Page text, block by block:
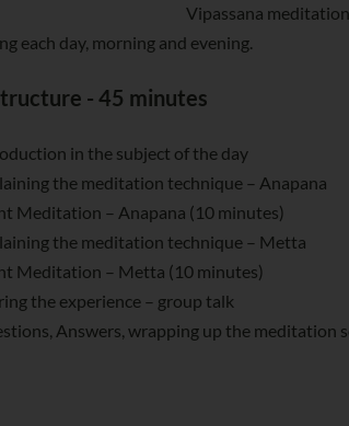
Vipassana
each day, morning and evening.
- 45 minutes
in the subject of the day
the meditation technique – Anapana
Meditation – Anapana (10 minutes)
the meditation technique – Metta
Meditation – Metta (10 minutes)
the experience – group talk
Answers, wrapping up the meditation